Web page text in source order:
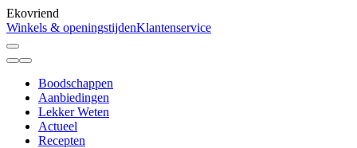
Ekovriend
Winkels & openingstijdenKlantenservice
Boodschappen
Aanbiedingen
Lekker Weten
Actueel
Recepten